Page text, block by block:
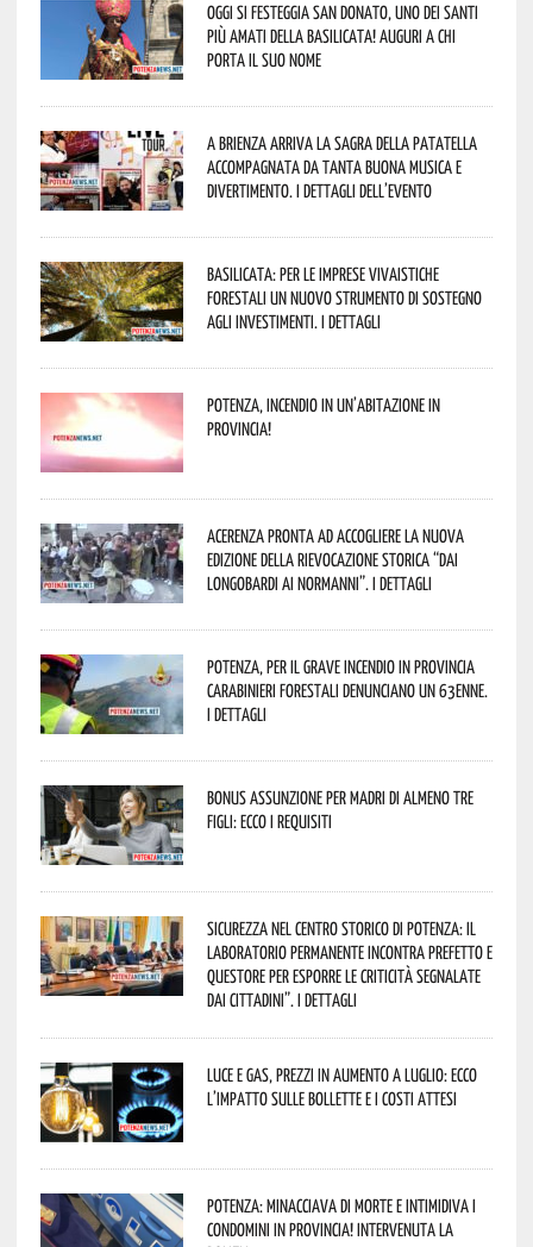
Oggi si festeggia San Donato, uno dei Santi
più amati della Basilicata! Auguri a chi
porta il suo nome
A Brienza arriva la Sagra della Patatella
accompagnata da tanta buona musica e
divertimento. I dettagli dell’evento
Basilicata: per le imprese vivaistiche
forestali un nuovo strumento di sostegno
agli investimenti. I dettagli
Potenza, incendio in un’abitazione in
provincia!
Acerenza pronta ad accogliere la nuova
edizione della rievocazione storica “Dai
Longobardi ai Normanni”. I dettagli
Potenza, per il grave incendio in Provincia
Carabinieri forestali denunciano un 63enne.
I dettagli
Bonus assunzione per madri di almeno tre
figli: ecco i requisiti
Sicurezza nel Centro Storico di Potenza: il
Laboratorio Permanente incontra Prefetto e
Questore per esporre le criticità segnalate
dai cittadini”. I dettagli
Luce e gas, prezzi in aumento a luglio: ecco
l’impatto sulle bollette e i costi attesi
Potenza: minacciava di morte e intimidiva i
condomini in provincia! Intervenuta la